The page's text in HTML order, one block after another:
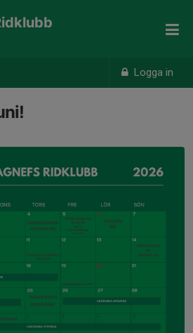
Logga in